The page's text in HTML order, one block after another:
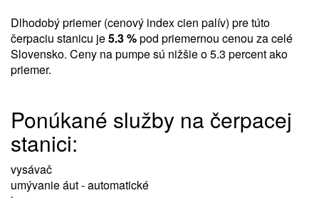
Dlhodobý priemer (cenový index cien palív) pre túto
čerpaciu stanicu je5.3 %pod priemernou cenou za celé
Slovensko. Ceny na pumpe sú nižšie o 5.3 percent ako
priemer.
Ponúkané služby na čerpacej
stanici:
vysávač
umývanie áut - automatické